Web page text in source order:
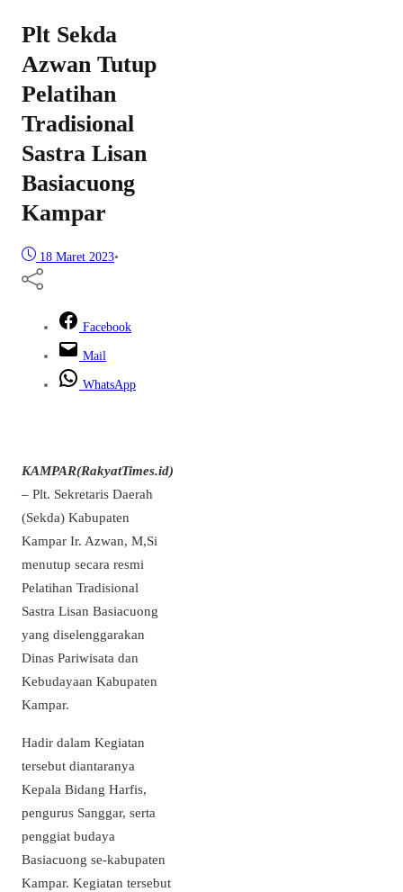
Plt Sekda
Azwan Tutup
Pelatihan
Tradisional
Sastra Lisan
Basiacuong
Kampar
18 Maret 2023•
Facebook
Mail
WhatsApp
KAMPAR(RakyatTimes.id)
– Plt. Sekretaris Daerah
(Sekda) Kabupaten
Kampar Ir. Azwan, M,Si
menutup secara resmi
Pelatihan Tradisional
Sastra Lisan Basiacuong
yang diselenggarakan
Dinas Pariwisata dan
Kebudayaan Kabupaten
Kampar.
Hadir dalam Kegiatan
tersebut diantaranya
Kepala Bidang Harfis,
pengurus Sanggar, serta
penggiat budaya
Basiacuong se-kabupaten
Kampar. Kegiatan tersebut